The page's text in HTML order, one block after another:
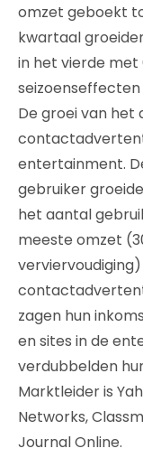
omzet geboekt
kwartaal
in het vierde met
De groei van het
entertainment.
gebruiker
het aantal
meeste omzet
zagen hun
en sites in de
verdubbelden
Marktleider is
Networks,
Journal Online.